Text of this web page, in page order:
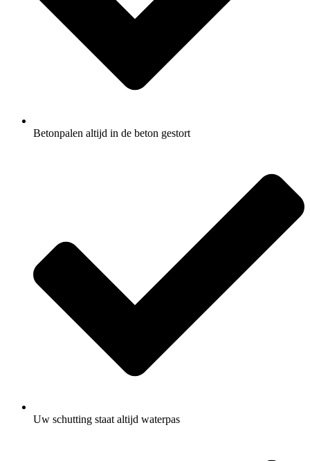
Betonpalen altijd in de beton gestort
Uw schutting staat altijd waterpas